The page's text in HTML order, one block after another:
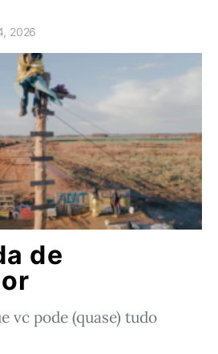
2026
de
vc pode (quase) tudo